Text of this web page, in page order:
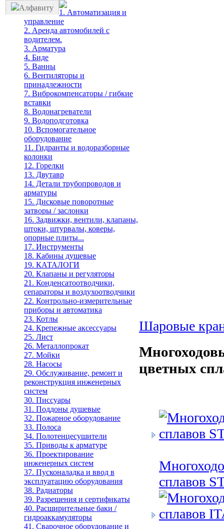
Алфавиту
1. Автоматизация и
управление
2. Аренда автомобилей с
водителем.
3. Арматура
4. Биде
5. Ванны
6. Вентиляторы и
принадлежности
7. Виброкомпенсаторы / гибкие
вставки
8. Водонагреватели
9. Водоподготовка
10. Вспомогательное
оборудование
11. Гидранты и водоразборные
колонки
12. Горелки
13. Двутавр
14. Детали трубопроводов и
арматуры
15. Дисковые поворотные
затворы / заслонки
16. Задвижки, вентили, клапаны,
штоки, штурвалы, коверы,
опорные плиты...
17. Инструменты
18. Кабины душевые
19. КАТАЛОГИ
20. Клапаны и регуляторы
21. Конденсатоотводчики,
сепараторы и воздухоотводчики
22. Контрольно-измерительные
приборы и автоматика
23. Котлы
24. Крепежные аксессуары
25. Лист
26. Металлопрокат
27. Мойки
28. Насосы
29. Обслуживание, ремонт и
реконструкция инженерных
систем
30. Писсуары
31. Поддоны душевые
32. Пожарное оборудование
33. Полоса
34. Полотенцесушители
35. Приводы к арматуре
36. Проектирование
инженерных систем
37. Пусконаладка и ввод в
эксплуатацию оборудования
38. Радиаторы
39. Разрешения и сертификаты
40. Расширительные баки /
гидроаккамуляторы
41. Сварочное оборудование и
Шаровые
цветных
сплавов